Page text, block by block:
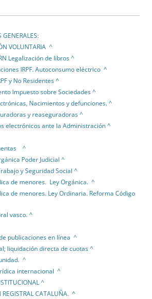
GENERALES:
VOLUNTARIA ^
Legalización de libros ^
IRPF. Autoconsumo eléctrico ^
y No Residentes ^
Impuesto sobre Sociedades ^
Nacimientos y defunciones. ^
y reaseguradoras ^
electrónicos ante la Administración ^
^
Poder Judicial ^
y Seguridad Social ^
de menores. Ley Orgánica. ^
de menores. Ley Ordinaria. Reforma Código
vasco. ^
publicaciones en línea ^
liquidación directa de cuotas ^
^
internacional ^
^
REGISTRAL CATALUÑA. ^